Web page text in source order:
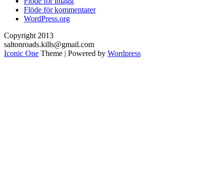
Flöde för kommentarer
WordPress.org
Copyright 2013
saltonroads.kills@gmail.com
Iconic One Theme | Powered by Wordpress